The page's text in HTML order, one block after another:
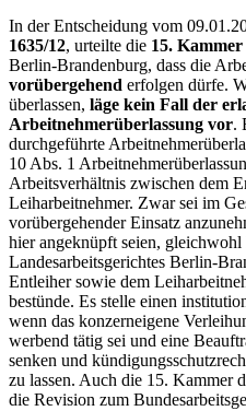
In der Entscheidung vom
1635/12, urteilte die 15. Kammer
Berlin-Brandenburg, dass die
vorübergehend erfolgen dürfe.
überlassen, läge kein Fall der
Arbeitnehmerüberlassung vor.
durchgeführte
10 Abs. 1
Arbeitsverhältnis zwischen dem
Leiharbeitnehmer. Zwar sei im
vorübergehender Einsatz
hier angeknüpft seien,
Landesarbeitsgerichtes Berlin-
Entleiher sowie dem
bestünde. Es stelle einen
wenn das konzerneigene
werbend tätig sei und eine
senken und
zu lassen. Auch die 15. Kammer
die Revision zum